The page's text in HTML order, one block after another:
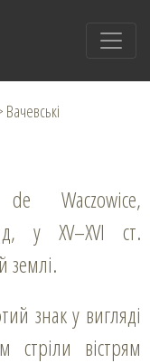
Вачевські
у XV–XVI ст.
землі.
стріли вістрям